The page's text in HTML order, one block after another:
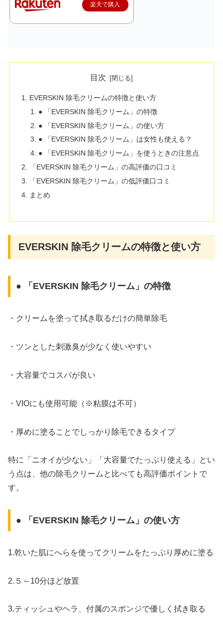
楽天で購入
目次
EVERSKIN 除毛クリームの特徴と使い方
● 「EVERSKIN 除毛クリーム」の特徴
● 「EVERSKIN 除毛クリーム」の使い方
● 「EVERSKIN 除毛クリーム」は女性も使える？
● 「EVERSKIN 除毛クリーム」を使うときの注意点
「EVERSKIN 除毛クリーム」の高評価の口コミ
「EVERSKIN 除毛クリーム」の低評価口コミ
まとめ
EVERSKIN 除毛クリームの特徴と使い方
● 「EVERSKIN 除毛クリーム」の特徴
・クリームを塗って拭き取るだけの簡単除毛
・ツンとした刺激臭が少なく使いやすい
・大容量でコスパが良い
・VIOにも使用可能（※粘膜は不可）
・厚めに塗ることでしっかり除毛できるタイプ
特に「ニオイが少ない」「大容量でたっぷり使える」とい
う点は、他の除毛クリームと比べても高評価ポイントで
す。
● 「EVERSKIN 除毛クリーム」の使い方
1.乾いた肌にへらを使ってクリームをたっぷり厚めに塗る
2.５～10分ほど放置
3.ティッシュやヘラ、付属のスポンジで優しく拭き取る